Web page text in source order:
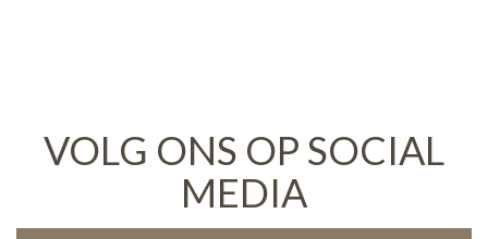
VOLG ONS OP SOCIAL
MEDIA